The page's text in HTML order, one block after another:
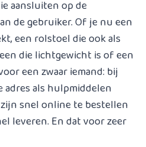
aansluiten op de
de gebruiker. Of je nu een
een rolstoel die ook als
die lichtgewicht is of een
een zwaar iemand: bij
als hulpmiddelen
snel online te bestellen
leveren. En dat voor zeer